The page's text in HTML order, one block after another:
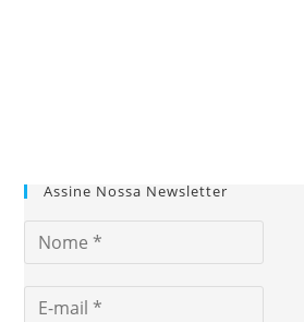
Assine Nossa Newsletter